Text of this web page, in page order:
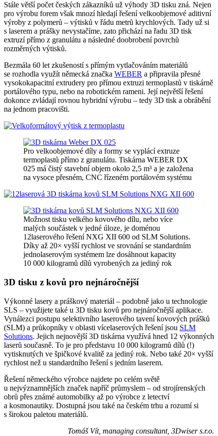
Stále větší počet českých zákazníků už výhody 3D tisku zná. Nejen
pro výrobu forem však mnozí hledají řešení velkoobjemové aditivní
výroby z polymerů – výtisků v řádu metrů krychlových. Tady už si
s laserem a prášky nevystačíme, zato přichází na řadu 3D tisk
extruzí přímo z granulátu a následné doobrobení povrchů
rozměrných výtisků.
Bezmála 60 let zkušeností s přímým vytlačováním materiálů
se rozhodla využít německá značka WEBER a připravila přesné
vysokokapacitní extrudery pro přímou extruzi termoplastů v tiskárně
portálového typu, nebo na robotickém rameni. Její největší řešení
dokonce zvládají rovnou hybridní výrobu – tedy 3D tisk a obrábění
na jednom pracovišti.
Pro velkoobjemové díly a formy se vyplácí extruze
termoplastů přímo z granulátu. Tiskárna WEBER DX
025 má čistý stavební objem okolo 2,5 m³ a je založena
na vysoce přesném, CNC řízeném portálovém systému
Možnost tisku velkého kovového dílu, nebo více
malých součástek v jedné úloze, je doménou
12laserového řešení NXG XII 600 od SLM Solutions.
Díky až 20× vyšší rychlost ve srovnání se standardním
jednolaserovým systémem lze dosáhnout kapacity
10 000 kilogramů dílů vyrobených za jediný rok
3D tisku z kovů pro nejnáročnější
Výkonné lasery a práškový materiál – podobně jako u technologie
SLS – využijete také u 3D tisku kovů pro nejnáročnější aplikace.
Vynálezci postupu selektivního laserového tavení kovových prášků
(SLM) a průkopníky v oblasti vícelaserových řešení jsou SLM
Solutions. Jejich nejnovější 3D tiskárna využívá hned 12 výkonných
laserů současně. To je pro představu 10 000 kilogramů dílů (!)
vytisknutých ve špičkové kvalitě za jediný rok. Nebo také 20× vyšší
rychlost než u standardního řešení s jedním laserem.
Řešení německého výrobce najdete po celém světě
u nejvýznamnějších značek napříč průmyslem – od strojírenských
obrů přes známé automobilky až po výrobce z letectví
a kosmonautiky. Dostupná jsou také na českém trhu a rozumí si
s širokou paletou materiálů.
Tomáš Vít, managing consultant, 3Dwiser s.r.o.